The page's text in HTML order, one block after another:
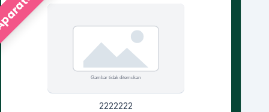
2222222